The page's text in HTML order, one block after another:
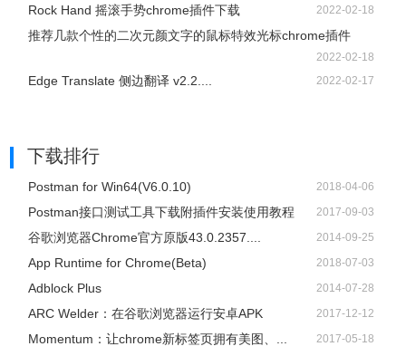
Rock Hand 摇滚手势chrome插件下载 2022-02-18
推荐几款个性的二次元颜文字的鼠标特效光标chrome插件
2022-02-18
Edge Translate 侧边翻译 v2.2.... 2022-02-17
下载排行
Postman for Win64(V6.0.10) 2018-04-06
Postman接口测试工具下载附插件安装使用教程 2017-09-03
谷歌浏览器Chrome官方原版43.0.2357.... 2014-09-25
App Runtime for Chrome(Beta) 2018-07-03
Adblock Plus 2014-07-28
ARC Welder：在谷歌浏览器运行安卓APK 2017-12-12
Momentum：让chrome新标签页拥有美图、... 2017-05-18